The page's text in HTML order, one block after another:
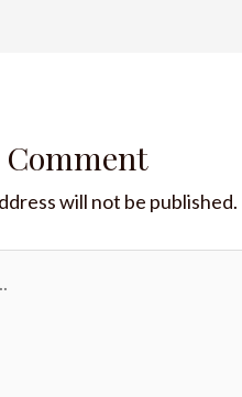
Comment
will not be published.